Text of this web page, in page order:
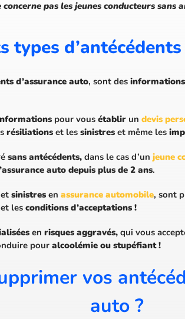
pas les jeunes conducteurs sans
types
d’assurance auto, sont des
pour vous établirun devis
résiliationset les sinistreset même les
sans antécédents,dans le cas d’un jeune
auto depuis plus de 2 ans.
sinistresen assurance automobile, sont
les conditions d’acceptations !
en risques aggravés,qui vous
pouralcoolémie ou stupéfiant !
vos
auto ?